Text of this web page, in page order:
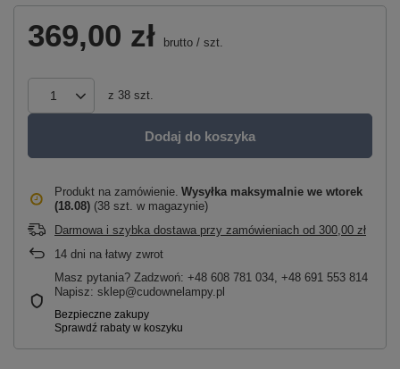
369,00 zł brutto / szt.
z 38 szt.
Dodaj do koszyka
Produkt na zamówienie Wysyłka maksymalnie we wtorek
(18.08) (38 szt. w magazynie)
Darmowa i szybka dostawa przy zamówieniach od 300,00 zł
14 dni na łatwy zwrot
Masz pytania? Zadzwoń: +48 608 781 034, +48 691 553 814
Napisz: sklep@cudownelampy.pl